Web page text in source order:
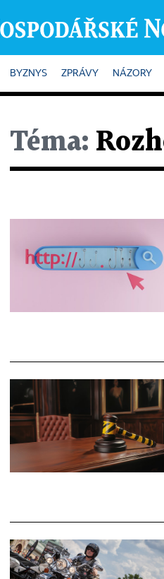
HOME
BYZNYS ZPRÁVY NÁZORY
Téma: